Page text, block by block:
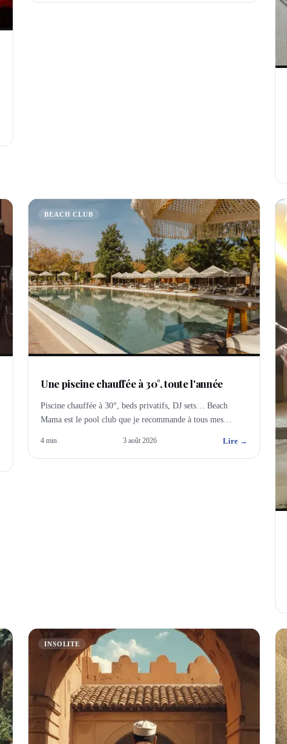
BEACH CLUB
Une piscine chauffée à 30°, toute l'année
Piscine chauffée à 30°, beds privatifs, DJ sets… Beach
Mama est le pool club que je recommande à tous mes
4 min 3 août 2026 Lire →
INSOLITE